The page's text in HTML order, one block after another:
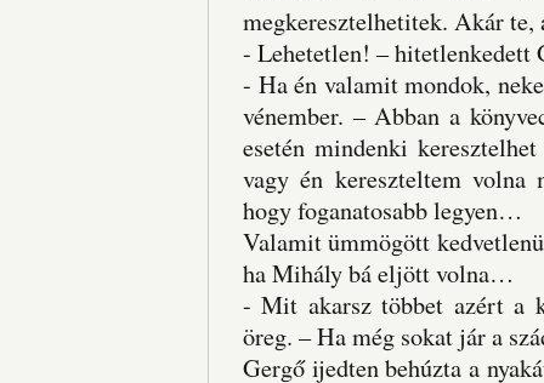
megkeresztelhetitek. Akár te,
- Lehetetlen! – hitetlenkedett
- Ha én valamit mondok,
vénember. – Abban a
esetén mindenki
vagy én kereszteltem volna
hogy foganatosabb legyen…
Valamit ümmögött
ha Mihály bá eljött volna…
- Mit akarsz többet azért a
öreg. – Ha még sokat jár a
Gergő ijedten behúzta a